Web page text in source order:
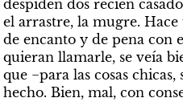
despiden dos recién
el arrastre, la mugre. Hace
de encanto y de pena con
quieran llamarle, se veía
que −para las cosas
hecho. Bien, mal, con